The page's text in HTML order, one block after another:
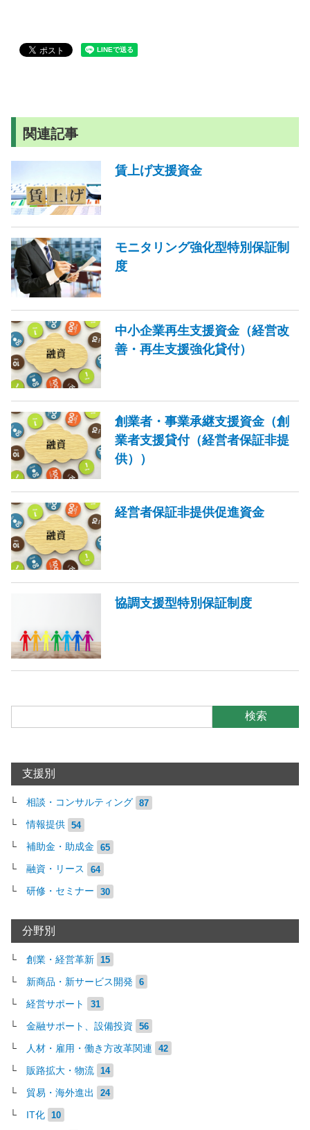
関連記事
賃上げ支援資金
モニタリング強化型特別保証制
度
中小企業再生支援資金（経営改
善・再生支援強化貸付）
創業者・事業承継支援資金（創
業者支援貸付（経営者保証非提
供））
経営者保証非提供促進資金
協調支援型特別保証制度
検索
支援別
相談・コンサルティング 87
情報提供 54
補助金・助成金 65
融資・リース 64
研修・セミナー 30
分野別
創業・経営革新 15
新商品・新サービス開発 6
経営サポート 31
金融サポート、設備投資 56
人材・雇用・働き方改革関連 42
販路拡大・物流 14
貿易・海外進出 24
IT化 10